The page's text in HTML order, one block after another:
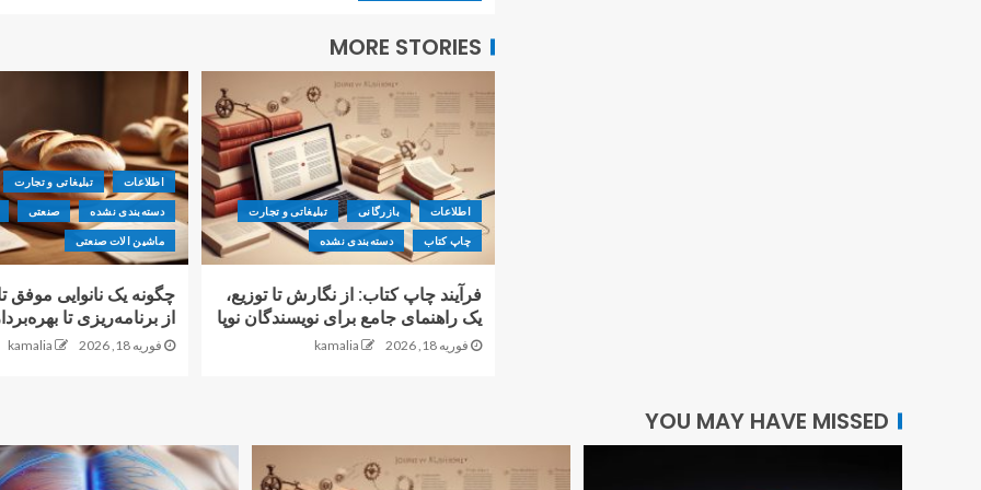
MORE STORIES
اطلاعات بازرگانی تبلیغاتی و تجارت
چاپ کتاب دسته‌بندی نشده
فرآیند چاپ کتاب: از نگارش تا توزیع،
یک راهنمای جامع برای نویسندگان نوپا
فوریه 18, 2026 kamalia
اطلاعات تبلیغاتی و تجارت
دسته‌بندی نشده صنعتی
ماشین الات صنعتی
چگونه یک نانوایی
از برنامه‌ریزی تا
فوریه 18, 2026 kamalia
YOU MAY HAVE MISSED